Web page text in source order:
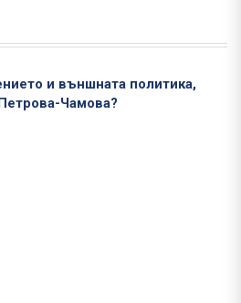
и външната политика,
Чамова?